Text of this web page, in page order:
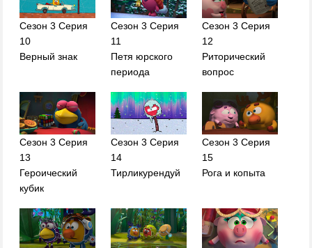
Сезон 3 Серия
10
Верный знак
Сезон 3 Серия
11
Петя юрского
периода
Сезон 3 Серия
12
Риторический
вопрос
Сезон 3 Серия
13
Героический
кубик
Сезон 3 Серия
14
Тирликурендуй
Сезон 3 Серия
15
Рога и копыта